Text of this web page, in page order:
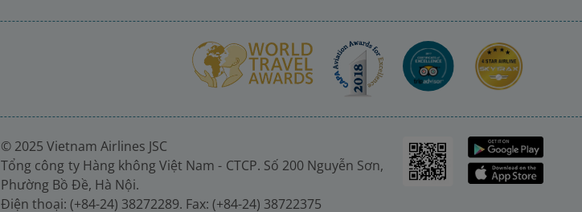
© 2025 Vietnam Airlines JSC
Tổng công ty Hàng không Việt Nam - CTCP. Số 200 Nguyễn Sơn,
Phường Bồ Đề, Hà Nội.
Điện thoại: (+84-24) 38272289. Fax: (+84-24) 38722375